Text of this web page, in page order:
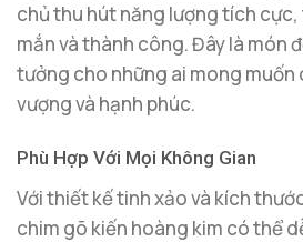
chủ thu hút năng lượng tích cực,
mắn và thành công. Đây là món
tưởng cho những ai mong muốn
vượng và hạnh phúc.
Phù Hợp Với Mọi Không Gian
Với thiết kế tinh xảo và kích
chim gõ kiến hoàng kim có thể